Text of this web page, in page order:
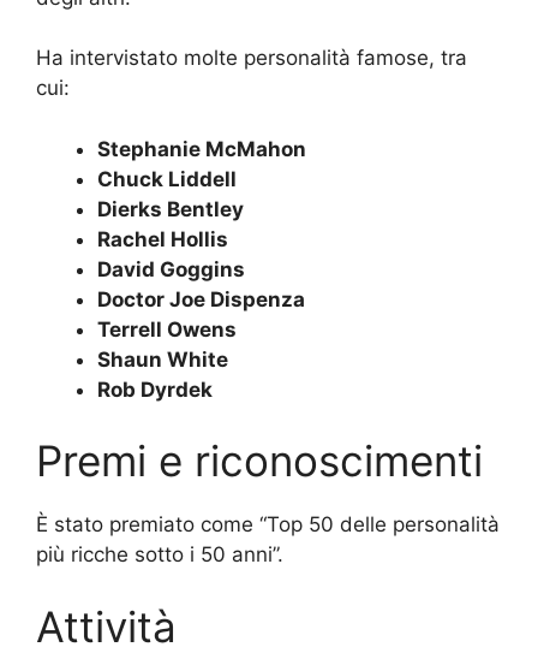
Ha intervistato molte personalità famose, tra
cui:
Stephanie McMahon
Chuck Liddell
Dierks Bentley
Rachel Hollis
David Goggins
Doctor Joe Dispenza
Terrell Owens
Shaun White
Rob Dyrdek
Premi e riconoscimenti
È stato premiato come “Top 50 delle personalità
più ricche sotto i 50 anni”.
Attività